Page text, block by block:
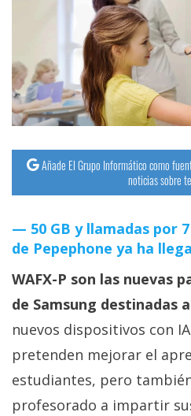
Operadores
Trucos
y
Tutoriales
Ciberseguridad
Sistemas
operativos
Profesional
+
Más
temas
Añade El Grupo Informático como
noticias sobre
50 GB y llamadas por
de Pepephone ya ha
WAFX-P son las nuevas
de Samsung destinadas
nuevos dispositivos con
pretenden mejorar el
estudiantes, pero
profesorado a impartir